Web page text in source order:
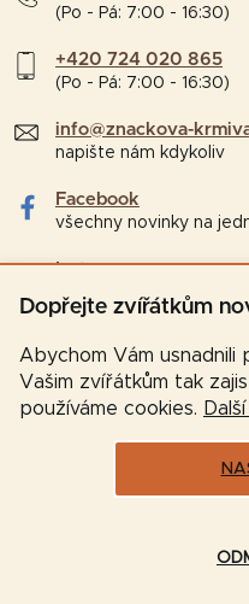
Dopřejte zvířátkům
Abychom Vám usnadnili
Vašim zvířátkům tak
používáme cookies.
(Po - Pá: 7:00 - 16:30)
+420 724 020 865
(Po - Pá: 7:00 - 16:30)
info@znackova-
napište nám kdykoliv
Facebook
všechny novinky na
Instagram
tipy a zajímavosti pro